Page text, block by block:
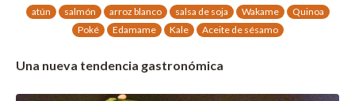
atún salmón arroz blanco salsa de soja Wakame
Quinoa
Poké
Edamame Kale Aceite de sésamo
Una nueva tendencia gastronómica